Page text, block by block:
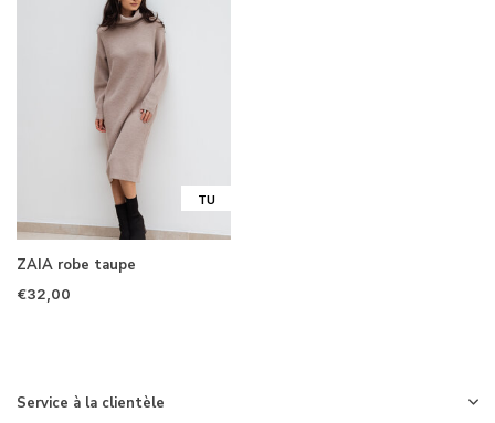
TU
ZAIA robe taupe
€32,00
Service à la clientèle